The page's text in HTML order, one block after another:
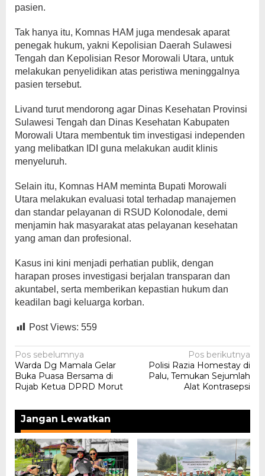
pasien.
Tak hanya itu, Komnas HAM juga mendesak aparat
penegak hukum, yakni Kepolisian Daerah Sulawesi
Tengah dan Kepolisian Resor Morowali Utara, untuk
melakukan penyelidikan atas peristiwa meninggalnya
pasien tersebut.
Livand turut mendorong agar Dinas Kesehatan Provinsi
Sulawesi Tengah dan Dinas Kesehatan Kabupaten
Morowali Utara membentuk tim investigasi independen
yang melibatkan IDI guna melakukan audit klinis
menyeluruh.
Selain itu, Komnas HAM meminta Bupati Morowali
Utara melakukan evaluasi total terhadap manajemen
dan standar pelayanan di RSUD Kolonodale, demi
menjamin hak masyarakat atas pelayanan kesehatan
yang aman dan profesional.
Kasus ini kini menjadi perhatian publik, dengan
harapan proses investigasi berjalan transparan dan
akuntabel, serta memberikan kepastian hukum dan
keadilan bagi keluarga korban.
Post Views: 559
Navigasi
pos
Pos sebelumnya
Warda Dg Mamala Gelar
Buka Puasa Bersama di
Rujab Ketua DPRD Morut
Pos berikutnya
Polisi Razia Homestay di
Palu, Temukan Sejumlah
Alat Kontrasepsi
Jangan Lewatkan